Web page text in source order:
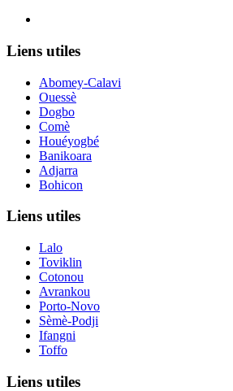
Liens utiles
Abomey-Calavi
Ouessè
Dogbo
Comè
Houéyogbé
Banikoara
Adjarra
Bohicon
Liens utiles
Lalo
Toviklin
Cotonou
Avrankou
Porto-Novo
Sèmè-Podji
Ifangni
Toffo
Liens utiles